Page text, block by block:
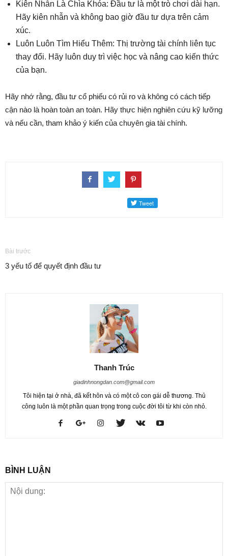
Kiên Nhẫn Là Chìa Khóa: Đầu tư là một trò chơi dài hạn.
Hãy kiên nhẫn và không bao giờ đầu tư dựa trên cảm
xúc.
Luôn Luôn Tìm Hiểu Thêm: Thị trường tài chính liên tục
thay đổi. Hãy luôn duy trì việc học và nâng cao kiến thức
của bạn.
Hãy nhớ rằng, đầu tư cổ phiếu có rủi ro và không có cách tiếp
cận nào là hoàn toàn an toàn. Hãy thực hiện nghiên cứu kỹ lưỡng
và nếu cần, tham khảo ý kiến của chuyên gia tài chính.
Bài trước
3 yếu tố để quyết định đầu tư
Thanh Trúc
giadinhnongdan.com@gmail.com
Tôi hiện tại ở nhà, đã kết hôn và có một cô con gái dễ thương. Thủ
công luôn là một phần quan trọng trong cuộc đời tôi từ khi còn nhỏ.
BÌNH LUẬN